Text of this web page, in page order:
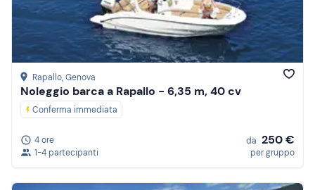
Prezzo (decrescente)
Recensioni
Rapallo, Genova
Noleggio barca a Rapallo - 6,35 m, 40 cv
Conferma immediata
4 ore
1-4 partecipanti
da 250 €
per gruppo